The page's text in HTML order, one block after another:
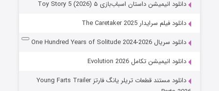
دانلود انیمیشن داستان اسباب‌بازی ۵ Toy Story 5 (2026)
دانلود فیلم سرایدار The Caretaker 2025
دانلود سریال One Hundred Years of Solitude 2024-2026
دانلود انیمیشن تکامل Evolution 2026
دانلود مستند قطعات تریلر یانگ فارتز Young Farts Trailer